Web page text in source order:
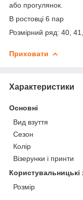
або прогулянок.
В ростовці 6 пар
Розмірний ряд: 40,
Приховати
Характеристики
Основні
Вид взуття
Сезон
Колір
Візерунки і принти
Користувальницькі
Розмір